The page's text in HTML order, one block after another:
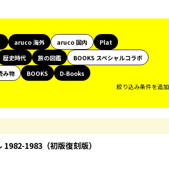
aruco 海外 aruco 国内
Plat
歴史時代 旅の図鑑
BOOKS スペシャルコラボ
み物 BOOKS
D-Books
絞り込み条件を追加
1983（初版復刻版）